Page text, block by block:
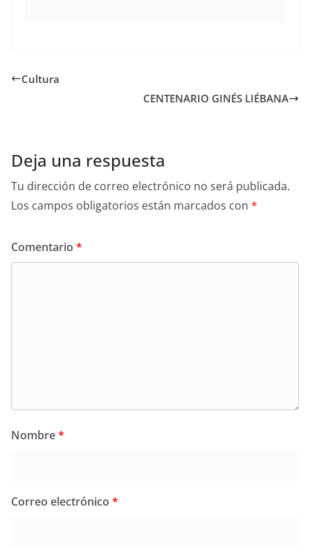
Cultura
CENTENARIO GINÉS LIÉBANA
Deja una respuesta
Tu dirección de correo electrónico no será publicada.
Los campos obligatorios están marcados con *
Comentario *
Nombre*
Correo electrónico *